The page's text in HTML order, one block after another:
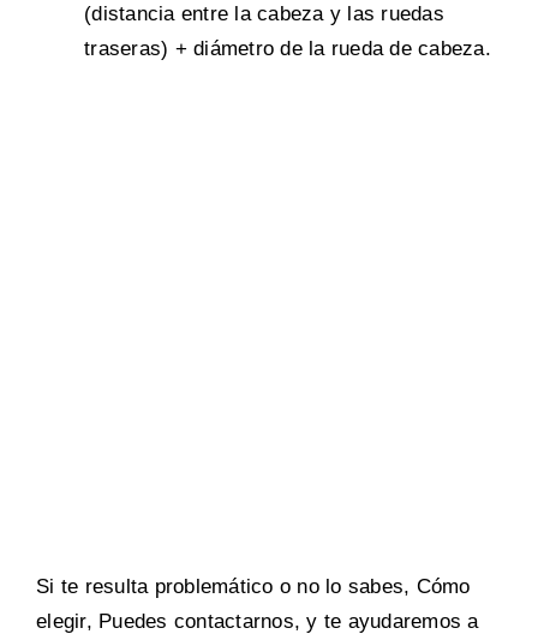
(distancia entre la cabeza y las ruedas
traseras) + diámetro de la rueda de cabeza.
Si te resulta problemático o no lo sabes, Cómo
elegir, Puedes contactarnos, y te ayudaremos a